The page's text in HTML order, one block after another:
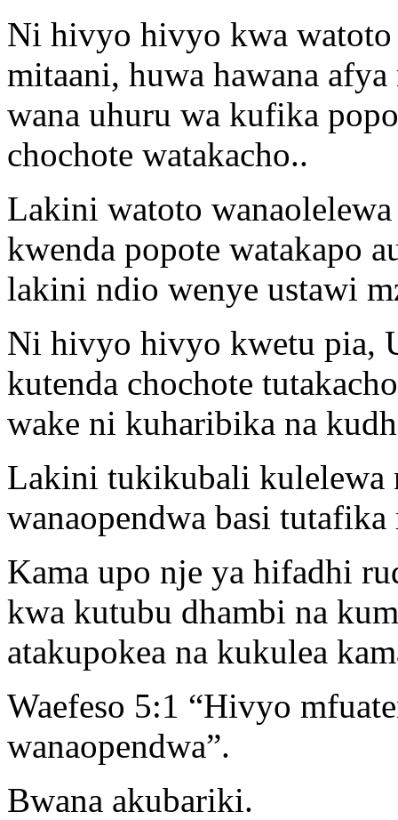
Ni hivyo hivyo kwa
mitaani, huwa hawana
wana uhuru wa kufika
chochote watakacho..
Lakini watoto
kwenda popote watakapo
lakini ndio wenye ustawi
Ni hivyo hivyo kwetu pia,
kutenda chochote
wake ni kuharibika na
Lakini tukikubali kulelewa
wanaopendwa basi
Kama upo nje ya hifadhi
kwa kutubu dhambi na
atakupokea na kukulea
Waefeso 5:1 “Hivyo
wanaopendwa”.
Bwana akubariki.